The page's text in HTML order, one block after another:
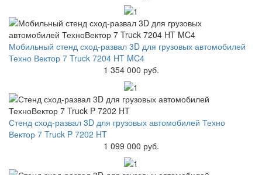
Мобильный стенд сход-развал 3D для грузовых автомобилей
Техно Вектор 7 Truck 7204 HT MC4
1 354 000 руб.
Стенд сход-развал 3D для грузовых автомобилей Техно
Вектор 7 Truck P 7202 HT
1 099 000 руб.